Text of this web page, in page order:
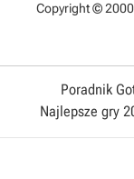
Copyright ©
Poradnik
Najlepsze gry